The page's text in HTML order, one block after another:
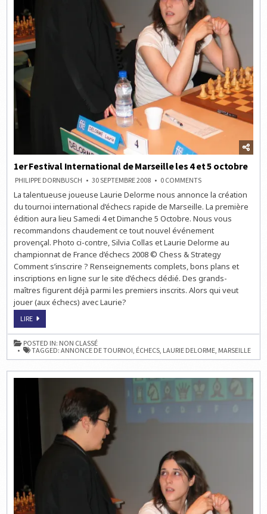
1er Festival International de Marseille les 4 et 5 octobre
PHILIPPE DORNBUSCH 30 SEPTEMBRE 2008 0 COMMENTSON
FESTIVAL
DE
MARSEILLE
LES
4
5
OCTOBRE
La talentueuse joueuse Laurie Delorme nous annonce la création
du tournoi international d’échecs rapide de Marseille. La première
édition aura lieu Samedi 4 et Dimanche 5 Octobre. Nous vous
recommandons chaudement ce tout nouvel événement
provençal. Photo ci-contre, Silvia Collas et Laurie Delorme au
championnat de France d’échecs 2008 © Chess & Strategy
Comment s’inscrire ? Renseignements complets, bons plans et
inscriptions en ligne sur le site d’échecs dédié. Des grands-
maîtres figurent déjà parmi les premiers inscrits. Alors qui veut
jouer (aux échecs) avec Laurie?
LIRE1ER
INTERNATIONAL
DE
MARSEILLE
LES
4
POSTED IN: NON CLASSÉ
TAGGED:ANNONCE DE TOURNOI, ÉCHECS, LAURIE DELORME, MARSEILLE